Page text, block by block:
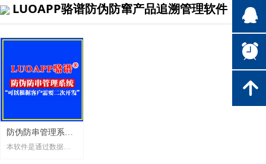
LUOAPP骆谱防伪防窜产品追溯管理软件
防伪防串管理系统_
条码管理系统_骆谱
本软件是通过数据采
뀩
뀥
녕